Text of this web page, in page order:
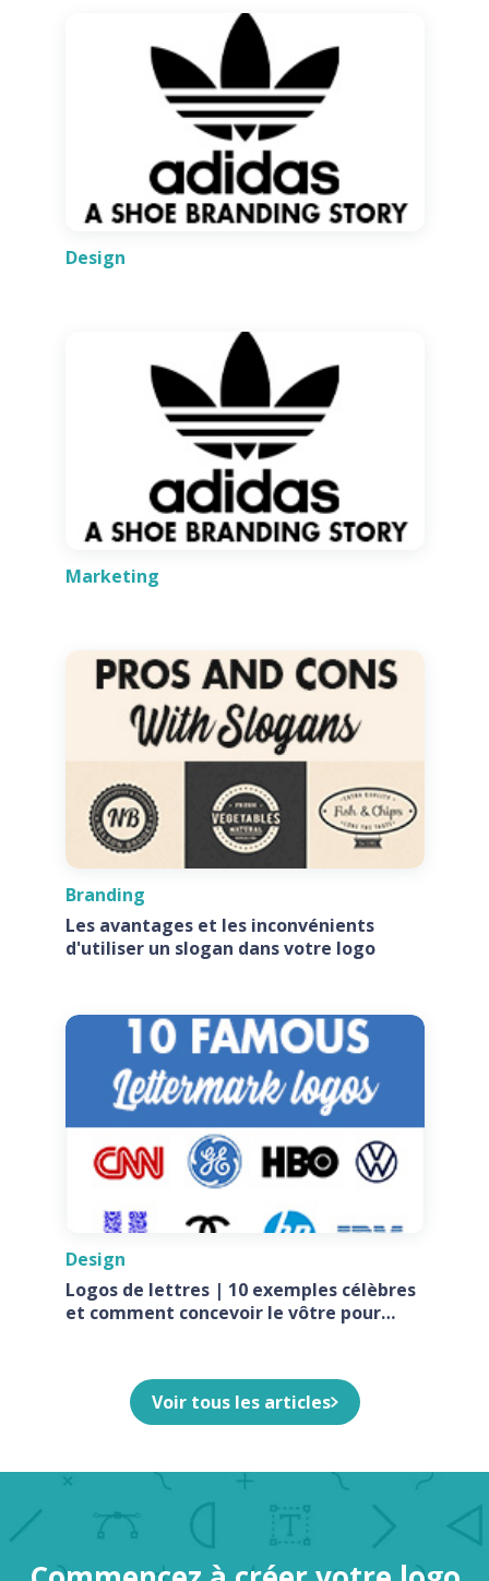
Design
Marketing
Branding
Les avantages et les inconvénients
d'utiliser un slogan dans votre logo
Design
Logos de lettres | 10 exemples célèbres
et comment concevoir le vôtre pour
Voir tous les articles